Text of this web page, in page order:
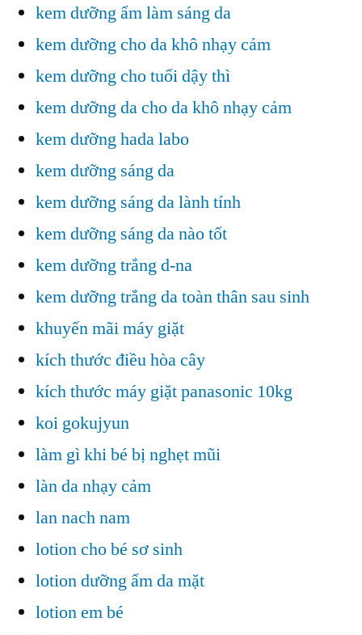
kem dưỡng ẩm làm sáng da
kem dưỡng cho da khô nhạy cảm
kem dưỡng cho tuổi dậy thì
kem dưỡng da cho da khô nhạy cảm
kem dưỡng hada labo
kem dưỡng sáng da
kem dưỡng sáng da lành tính
kem dưỡng sáng da nào tốt
kem dưỡng trắng d-na
kem dưỡng trắng da toàn thân sau sinh
khuyến mãi máy giặt
kích thước điều hòa cây
kích thước máy giặt panasonic 10kg
koi gokujyun
làm gì khi bé bị nghẹt mũi
làn da nhạy cảm
lan nach nam
lotion cho bé sơ sinh
lotion dưỡng ẩm da mặt
lotion em bé